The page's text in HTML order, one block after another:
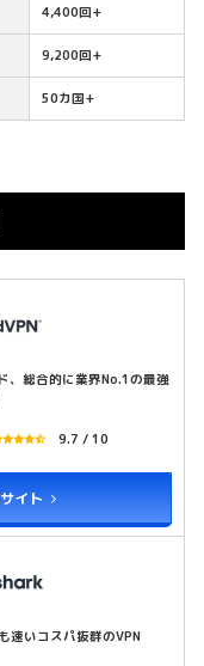
4,400回+
9,200回+
50カ国+
、総合的に業界No.1の最強
9.7 / 10
イト
速いコスパ抜群のVPN